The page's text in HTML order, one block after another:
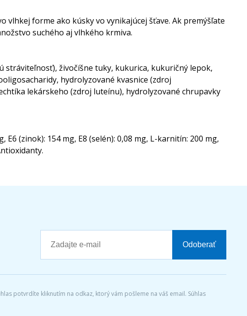
vlhkej forme ako kúsky vo vynikajúcej šťave. Ak premýšľate
suchého aj vlhkého krmiva.
stráviteľnosť), živočíšne tuky, kukurica, kukuričný lepok,
hydrolyzované kvasnice (zdroj
lekárskeho (zdroj luteínu), hydrolyzované chrupavky
E6 (zinok): 154 mg, E8 (selén): 0,08 mg, L-karnitín: 200 mg,
Odoberať
potvrdíte kliknutím na odkaz, ktorý vám pošleme na váš email. Súhlas